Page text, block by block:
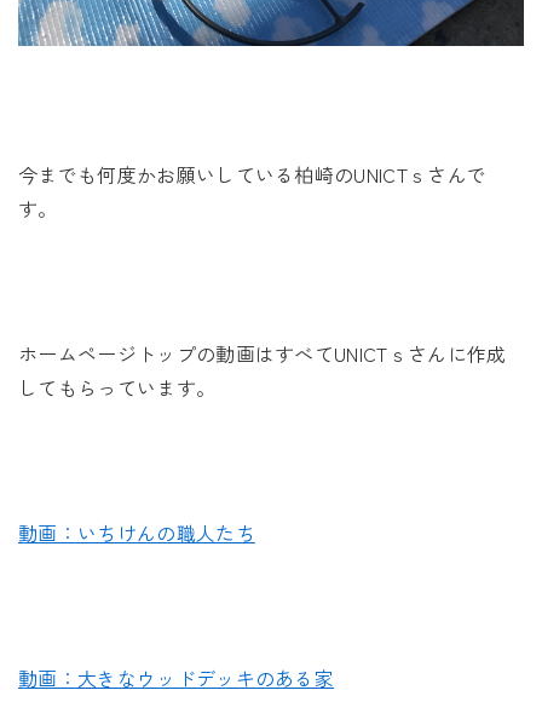
今までも何度かお願いしている柏崎のUNICTｓさんで
す。
ホームページトップの動画はすべてUNICTｓさんに作成
してもらっています。
動画：いちけんの職人たち
動画：大きなウッドデッキのある家